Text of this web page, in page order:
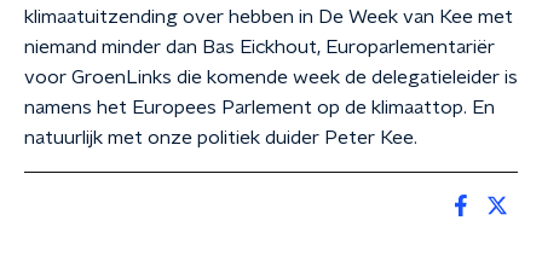
klimaatuitzending over hebben in De Week van Kee met
niemand minder dan Bas Eickhout, Europarlementariër
voor GroenLinks die komende week de delegatieleider is
namens het Europees Parlement op de klimaattop. En
natuurlijk met onze politiek duider Peter Kee.